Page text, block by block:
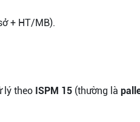
+ HT/MB).
lý theo ISPM 15 (thường là